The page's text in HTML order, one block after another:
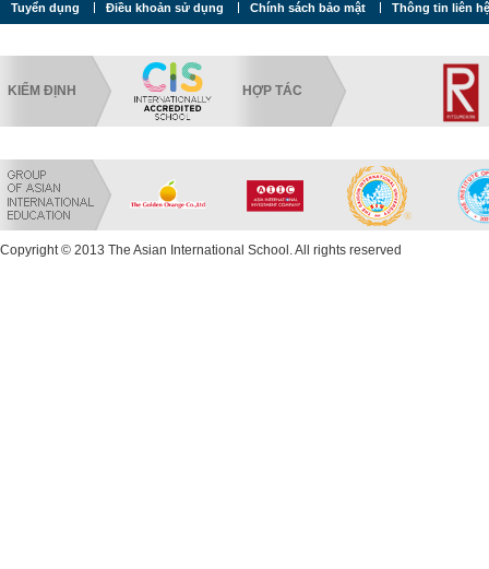
Tuyển dụng Điều khoản sử dụng Chính sách bảo mật Thông tin liên hệ
KIỂM ĐỊNH HỢP TÁC
Copyright © 2013 The Asian International School. All rights reserved